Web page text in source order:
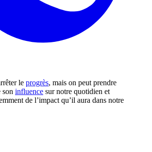
le progrès, mais on peut prendre
son influence sur notre quotidien et
de l’impact qu’il aura dans notre